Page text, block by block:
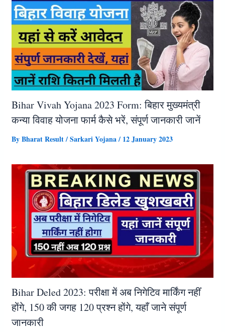
Bihar Vivah Yojana 2023 Form: बिहार मुख्यमंत्री
कन्या विवाह योजना फार्म कैसे भरें, संपूर्ण जानकारी जानें
ByBharat Result/Sarkari Yojana/ 12 January 2023
Bihar Deled 2023: परीक्षा में अब निगेटिव मार्किंग नहींं
होंगे, 150 की जगह 120 प्रश्न होंगे, यहाँ जाने संपूर्ण
जानकारी